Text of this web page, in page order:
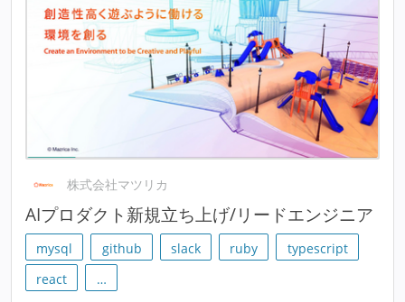
株式会社マツリカ
AIプロダクト新規立ち上げ/リードエンジニア
mysql github slack ruby
typescript
react
…